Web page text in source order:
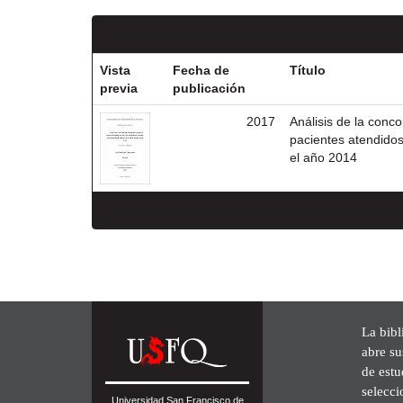
Vista
previa
Fecha de
publicación
Título
2017
Análisis de la
pacientes
el año 2014
Universidad San Francisco de
La
abre
de